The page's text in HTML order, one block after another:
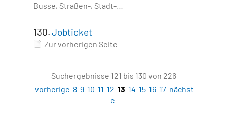
Busse, Straßen-, Stadt-…
130.Jobticket
Zur vorherigen Seite
Suchergebnisse 121 bis 130 von 226
vorherige 8 9 10 11 12 13 14 15 16 17 nächst
e